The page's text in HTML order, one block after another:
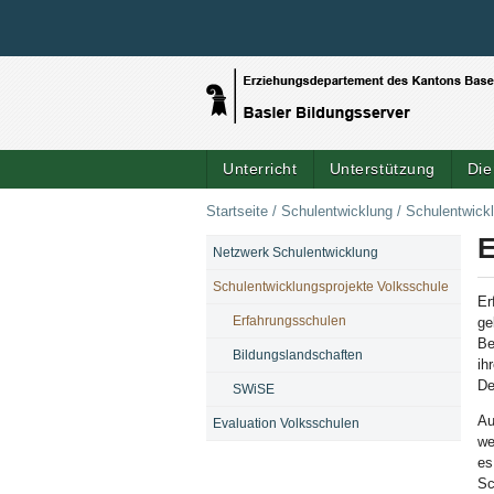
Unterricht Unterstützung
Startseite / Schulentwicklung /
NAVIGATION
Netzwerk Schulentwicklung
Schulentwicklungsprojekte Volksschule
Erfahrungsschulen
Bildungslandschaften
SWiSE
Evaluation Volksschulen